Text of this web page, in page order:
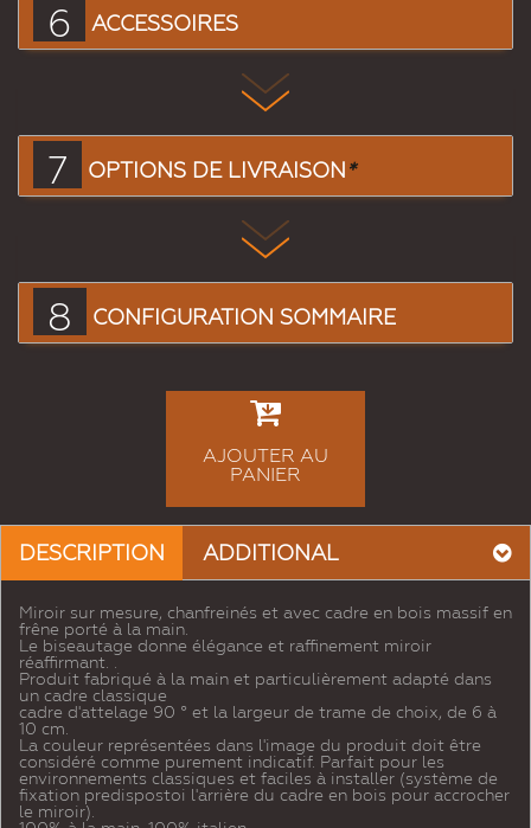
6 ACCESSOIRES
7 OPTIONS DE LIVRAISON*
8 CONFIGURATION SOMMAIRE
AJOUTER AU
PANIER
DESCRIPTION ADDITIONAL
Miroir sur mesure, chanfreinés et avec cadre en bois massif en
frêne porté à la main.
Le biseautage donne élégance et raffinement miroir
réaffirmant. .
Produit fabriqué à la main et particulièrement adapté dans
un cadre classique
cadre d'attelage 90 ° et la largeur de trame de choix, de 6 à
10 cm.
La couleur représentées dans l'image du produit doit être
considéré comme purement indicatif. Parfait pour les
environnements classiques et faciles à installer (système de
fixation predispostoi l'arrière du cadre en bois pour accrocher
le miroir).